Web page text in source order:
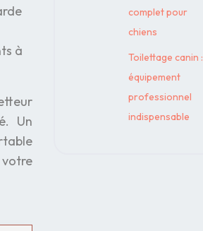
à
Un
complet pour
chiens
Toilettage canin :
équipement
professionnel
indispensable